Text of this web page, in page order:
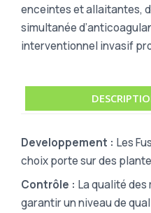
enceintes et allaitantes,
simultanée
interventionnel invasif
Developpement : Les
choix porte sur des
Contrôle : La qualité
garantir un niveau de